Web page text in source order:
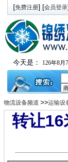
[免费注册] [会员登录
今天是： 126年8月
物流设备频道 >>运输设
转让16